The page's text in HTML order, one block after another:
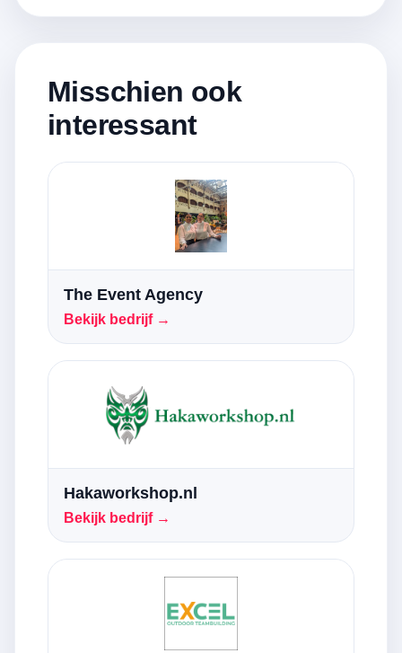
Misschien ook
interessant
The Event Agency
Bekijk bedrijf →
Hakaworkshop.nl
Bekijk bedrijf →